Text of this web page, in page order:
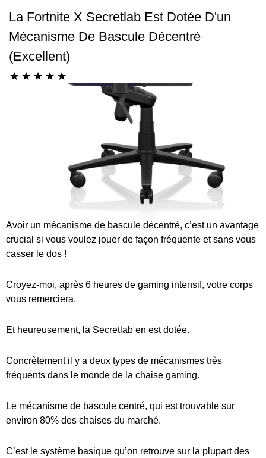
La Fortnite X Secretlab Est Dotée D'un
Mécanisme De Bascule Décentré
(excellent)
☆ ☆ ☆ ☆ ☆
Avoir un mécanisme de bascule décentré, c’est un avantage
crucial si vous voulez jouer de façon fréquente et sans vous
casser le dos !
Croyez-moi, après 6 heures de gaming intensif, votre corps
vous remerciera.
Et heureusement, la Secretlab en est dotée.
Concrètement il y a deux types de mécanismes très
fréquents dans le monde de la chaise gaming.
Le mécanisme de bascule centré, qui est trouvable sur
environ 80% des chaises du marché.
C’est le système basique qu’on retrouve sur la plupart des